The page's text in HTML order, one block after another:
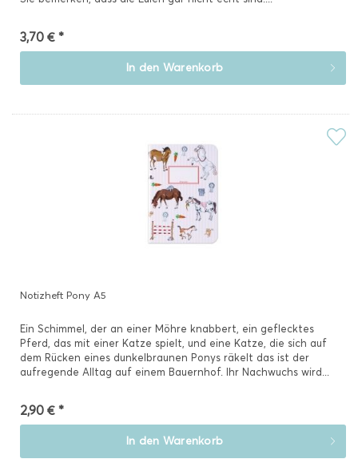
3,70 € *
In den Warenkorb
Notizheft Pony A5
Ein Schimmel, der an einer Möhre knabbert, ein geflecktes
Pferd, das mit einer Katze spielt, und eine Katze, die sich auf
dem Rücken eines dunkelbraunen Ponys räkelt das ist der
aufregende Alltag auf einem Bauernhof. Ihr Nachwuchs wird...
2,90 € *
In den Warenkorb